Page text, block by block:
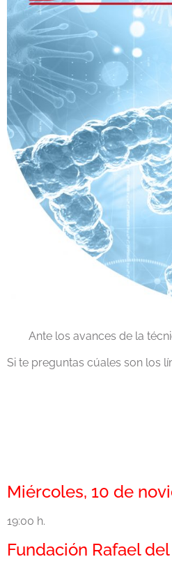
Ante los avances de la
Si te preguntas cúales son los
Miércoles, 10 de
19:00 h.
Fundación Rafael